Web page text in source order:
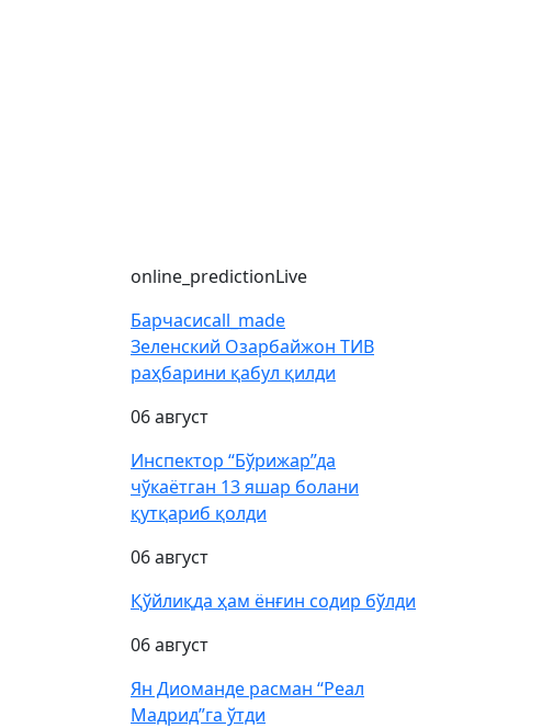
online_predictionLive
Барчасиcall_made
Зеленский Озарбайжон ТИВ
раҳбарини қабул қилди
06 август
Инспектор “Бўрижар”да
чўкаётган 13 яшар болани
қутқариб қолди
06 август
Қўйлиқда ҳам ёнғин содир бўлди
06 август
Ян Диоманде расман “Реал
Мадрид”га ўтди